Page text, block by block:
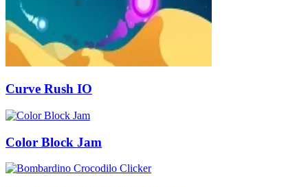
Curve Rush IO
Color Block Jam